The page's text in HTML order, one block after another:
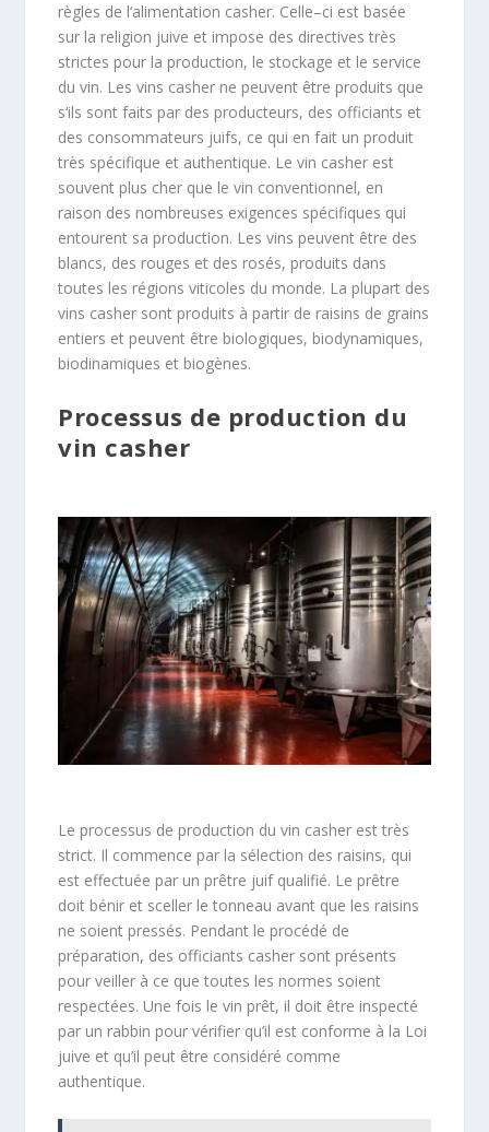
règles de l‘alimentation casher. Celle–ci est basée
sur la religion juive et impose des directives très
strictes pour la production, le stockage et le service
du vin. Les vins casher ne peuvent être produits que
s‘ils sont faits par des producteurs, des officiants et
des consommateurs juifs, ce qui en fait un produit
très spécifique et authentique. Le vin casher est
souvent plus cher que le vin conventionnel, en
raison des nombreuses exigences spécifiques qui
entourent sa production. Les vins peuvent être des
blancs, des rouges et des rosés, produits dans
toutes les régions viticoles du monde. La plupart des
vins casher sont produits à partir de raisins de grains
entiers et peuvent être biologiques, biodynamiques,
biodinamiques et biogènes.
Processus de production du
vin casher
Le processus de production du vin casher est très
strict. Il commence par la sélection des raisins, qui
est effectuée par un prêtre juif qualifié. Le prêtre
doit bénir et sceller le tonneau avant que les raisins
ne soient pressés. Pendant le procédé de
préparation, des officiants casher sont présents
pour veiller à ce que toutes les normes soient
respectées. Une fois le vin prêt, il doit être inspecté
par un rabbin pour vérifier qu’il est conforme à la Loi
juive et qu’il peut être considéré comme
authentique.